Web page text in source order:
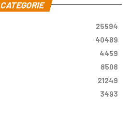
CATEGORIE
25594
40489
4459
8508
21249
3493